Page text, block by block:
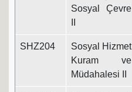
Sosyal Çevre
SHZ204
Sosyal Hizmet
Kuram ve
Müdahalesi II